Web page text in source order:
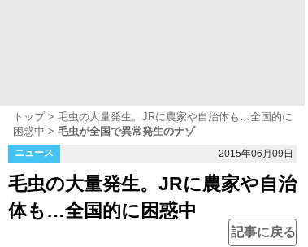
トップ
毛虫の大量発生。JRに農家や自治体も…全国的に
困惑中
毛虫が全国で異常発生のナゾ
ニュース 2015年06月09日
毛虫の大量発生。JRに農家や自治
体も…全国的に困惑中
記事に戻る